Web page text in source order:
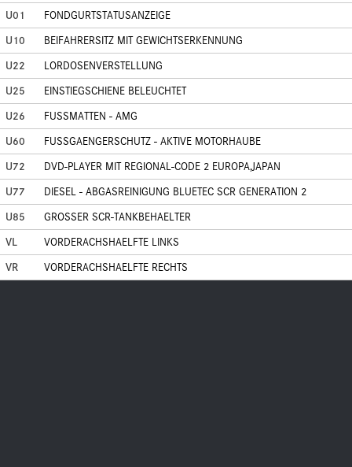
U01
FONDGURTSTATUSANZEIGE
U10
BEIFAHRERSITZ MIT GEWICHTSERKENNUNG
U22
LORDOSENVERSTELLUNG
U25
EINSTIEGSCHIENE BELEUCHTET
U26
FUSSMATTEN - AMG
U60
FUSSGAENGERSCHUTZ - AKTIVE MOTORHAUBE
U72
DVD-PLAYER MIT REGIONAL-CODE 2 EUROPA,JAPAN
U77
DIESEL - ABGASREINIGUNG BLUETEC SCR GENERATION 2
U85
GROSSER SCR-TANKBEHAELTER
VL
VORDERACHSHAELFTE LINKS
VR
VORDERACHSHAELFTE RECHTS